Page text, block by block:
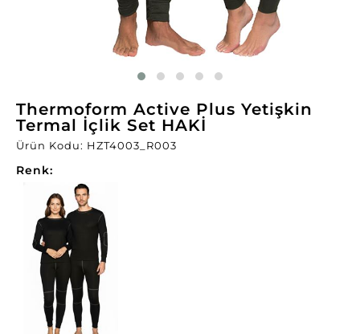
Thermoform Active Plus Yetişkin
Termal İçlik Set HAKİ
Ürün Kodu: HZT4003_R003
Renk: